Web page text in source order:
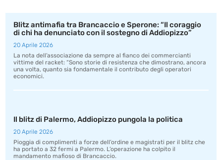
Blitz antimafia tra Brancaccio e Sperone: “Il coraggio
di chi ha denunciato con il sostegno di Addiopizzo”
20 Aprile 2026
La nota dell’associazione da sempre al fianco dei commercianti
vittime del racket: “Sono storie di resistenza che dimostrano, ancora
una volta, quanto sia fondamentale il contributo degli operatori
economici.
Il blitz di Palermo, Addiopizzo pungola la politica
20 Aprile 2026
Pioggia di complimenti a forze dell’ordine e magistrati per il blitz che
ha portato a 32 fermi a Palermo. L’operazione ha colpito il
mandamento mafioso di Brancaccio.